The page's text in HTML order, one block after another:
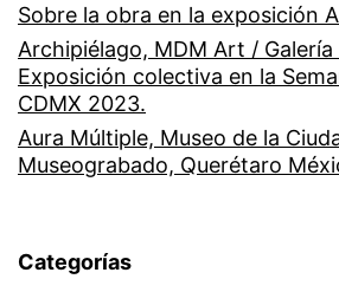
Sobre la obra en la exposición
Archipiélago, MDM Art / Galería
Exposición colectiva en la
CDMX 2023.
Aura Múltiple, Museo de la
Museograbado, Querétaro
Categorías